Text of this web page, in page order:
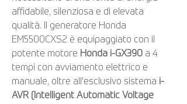
affidabile, silenziosa e di elevata
qualità. Il generatore Honda
EM5500CXS2 è equipaggiato con il
potente motore Honda i-GX390 a 4
tempi con avviamento elettrico e
manuale, oltre all'esclusivo sistema i-
AVR (Intelligent Automatic Voltage